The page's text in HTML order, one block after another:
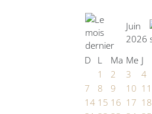
Juin
2026
D
L Ma Me J
1
2 3 4
7
8 9 10 11
14 15 16 17 18